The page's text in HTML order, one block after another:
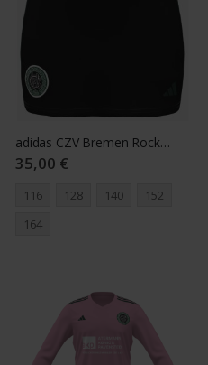
adidas CZV Bremen Rock Youth schwarz
35,00 €
116 128 140
152
164